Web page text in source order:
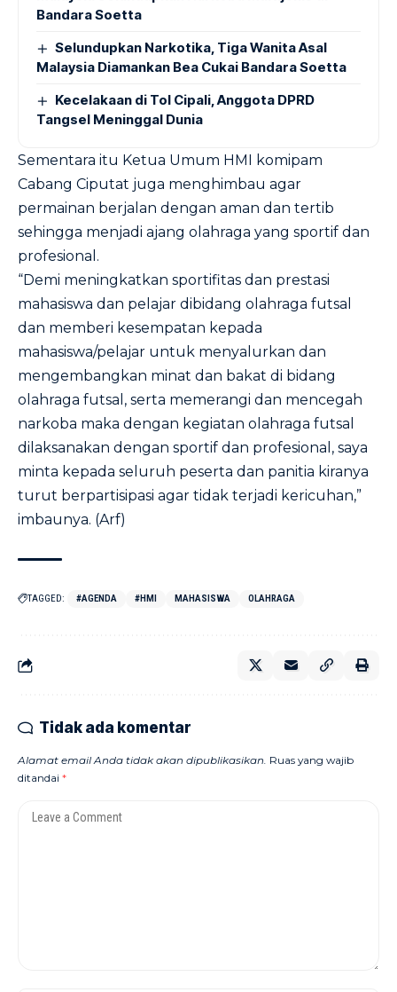
Bandara Soetta
Selundupkan Narkotika, Tiga Wanita Asal
Malaysia Diamankan Bea Cukai Bandara Soetta
Kecelakaan di Tol Cipali, Anggota DPRD
Tangsel Meninggal Dunia
Sementara itu Ketua Umum HMI komipam
Cabang Ciputat juga menghimbau agar
permainan berjalan dengan aman dan tertib
sehingga menjadi ajang olahraga yang sportif dan
profesional.
“Demi meningkatkan sportifitas dan prestasi
mahasiswa dan pelajar dibidang olahraga futsal
dan memberi kesempatan kepada
mahasiswa/pelajar untuk menyalurkan dan
mengembangkan minat dan bakat di bidang
olahraga futsal, serta memerangi dan mencegah
narkoba maka dengan kegiatan olahraga futsal
dilaksanakan dengan sportif dan profesional, saya
minta kepada seluruh peserta dan panitia kiranya
turut berpartisipasi agar tidak terjadi kericuhan,”
imbaunya. (Arf)
TAGGED: #AGENDA #HMI MAHASISWA OLAHRAGA
Tidak ada komentar
Alamat email Anda tidak akan dipublikasikan. Ruas yang wajib
ditandai *